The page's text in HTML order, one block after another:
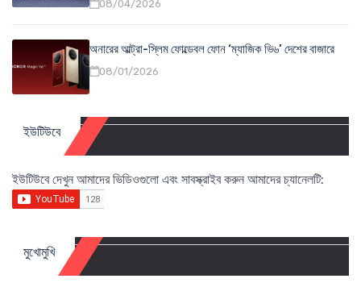
08/04/2026
অনারের আল্ট্রা-স্লিম ফোল্ডেবল ফোন ‘ম্যাজিক ভি৬’ দেশের বাজারে
08/01/2026
ইউটিউবে
ইউটিউবে দেখুন আমাদের ভিডিওগুলো এবং সাবস্ক্রাইব করুন আমাদের চ্যানেলটি:
মুখোমুখি